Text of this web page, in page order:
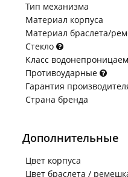
Тип механизма
Материал корпуса
Материал браслета/
Стекло
Класс
Противоударные
Гарантия
Страна бренда
Дополнительные
Цвет корпуса
Цвет браслета /